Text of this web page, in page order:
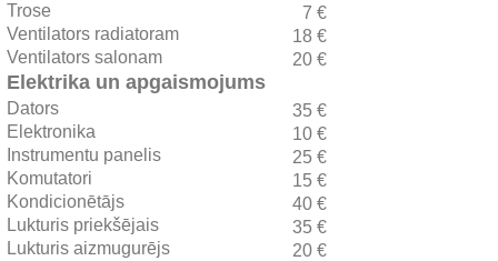
Trose
7 €
Ventilators radiatoram
18 €
Ventilators salonam
20 €
Elektrika un apgaismojums
Dators
35 €
Elektronika
10 €
Instrumentu panelis
25 €
Komutatori
15 €
Kondicionētājs
40 €
Lukturis priekšējais
35 €
Lukturis aizmugurējs
20 €